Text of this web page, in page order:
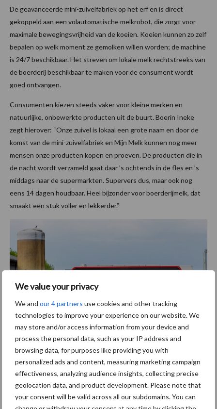
We value your privacy
We and our 4 partners use cookies and other tracking
technologies to improve your experience on our website. We
may store and/or access information from your device and
process the personal data, such as your IP address and
browsing data, for purposes like providing you with
personalized ads and content, measuring marketing campaign
effectiveness, analyzing audience insights, collecting precise
geolocation data, and product development. Please note that
your consent will be valid across all our subdomains. You can
De geavanceerde mini-zuivelfabriek op het erf en is direct
gekoppeld aan een volautomatische melkrobot, die zorgt voor
maximale bewegingsvrijheid van de koeien. Koeien kunnen zo zelf
bepalen op welk moment ze gemolken willen worden; de machine
is 24/7 beschikbaar. Het streven om lokale melk rechtstreeks van
de boerderij beschikbaar te maken voor de consument wordt
goed ontvangen.
Consumenten kiezen steeds vaker voor kleine merken en
natuurlijke, onbewerkte producten uit de buurt. Boerin Ineke
zegt hierover: “Onze zuivel is lokaal een grote naam en door de
komst van de mini-zuivelfabriek en Mijn Melk kunnen nog meer
mensen onze producten kopen en proeven. De producten die in
de nacht wordt verzameld gaat daar ’s ochtends in de fles en ’s
middags naar de supermarkten. Supervers dus, maar ook nog
eens 14 dagen houdbaar. Heel bijzonder voor boerderijmelk, dat
smaakt een stuk voller en lekkerder.”
Aanbevolen voor jou!
ForFarmers ziet volume en